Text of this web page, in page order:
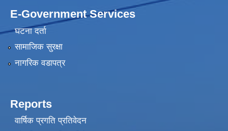
E-Government Services
घटना दर्ता
सामाजिक सुरक्षा
नागरिक वडापत्र
Reports
वार्षिक प्रगति प्रतिवेदन